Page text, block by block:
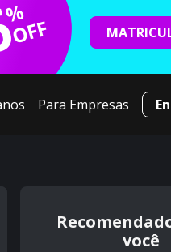
%
OFF
Para Empresas
você